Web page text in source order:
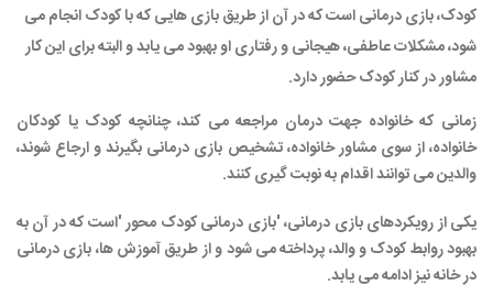
کودک، بازی درمانی است که در آن از طریق بازی هایی که با کودک انجام می
شود، مشکلات عاطفی، هیجانی و رفتاری او بهبود می یابد و البته برای این کار
مشاور در کنار کودک حضور دارد.
زمانی که خانواده جهت درمان مراجعه می کند، چنانچه کودک یا کودکان
خانواده، از سوی مشاور خانواده، تشخیص بازی درمانی بگیرند و ارجاع شوند،
والدین می توانند اقدام به نوبت گیری کنند.
یکی از رویکردهای بازی درمانی، 'بازی درمانی کودک محور'است که در آن به
بهبود روابط کودک و والد، پرداخته می شود و از طریق آموزش ها، بازی درمانی
در خانه نیز ادامه می یابد.